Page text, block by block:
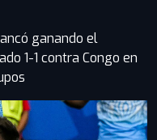
ganando el
1-1 contra Congo en